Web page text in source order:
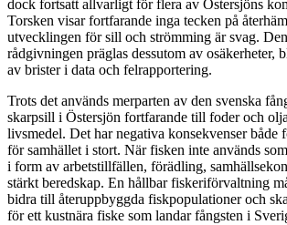
dock fortsatt allvarligt för flera av Östersjöns
Torsken visar fortfarande inga tecken på
utvecklingen för sill och strömming är svag.
rådgivningen präglas dessutom av osäkerheter,
av brister i data och felrapportering.
Trots det används merparten av den svenska
skarpsill i Östersjön fortfarande till foder och
livsmedel. Det har negativa konsekvenser både
för samhället i stort. När fisken inte används
i form av arbetstillfällen, förädling,
stärkt beredskap. En hållbar fiskeriförvaltning
bidra till återuppbyggda fiskpopulationer och
för ett kustnära fiske som landar fångsten i